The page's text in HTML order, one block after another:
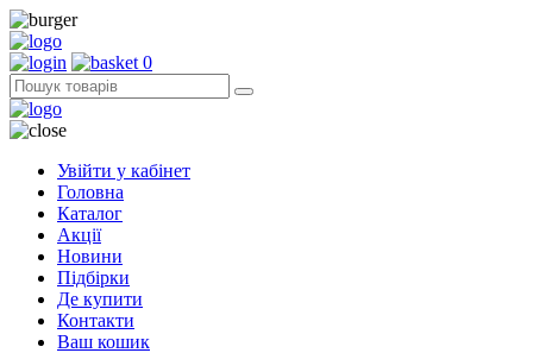
0
Увійти у кабінет
Головна
Каталог
Акції
Новини
Підбірки
Де купити
Контакти
Ваш кошик